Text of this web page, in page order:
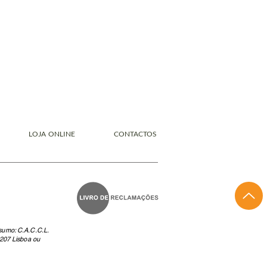
LOJA ONLINE CONTACTOS
C.A.C.C.L.
Lisboa ou